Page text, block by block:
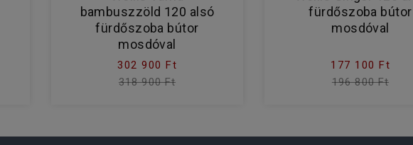
bambuszzöld 120 alsó
fürdőszoba bútor
mosdóval
302 900 Ft
318 900 Ft
fürdőszoba bútor
mosdóval
177 100 Ft
196 800 Ft